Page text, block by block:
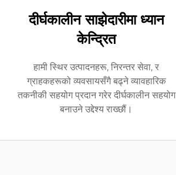
दीर्घकालीन साझेदारीमा ध्यान
केन्द्रित
हामी स्थिर उत्पादनहरू, निरन्तर सेवा, र
ग्राहकहरूको व्यवसायसँगै बढ्ने व्यावहारिक
तकनीकी सहयोग प्रदान गरेर दीर्घकालीन सहयोग
बनाउने उद्देश्य राख्छौं।